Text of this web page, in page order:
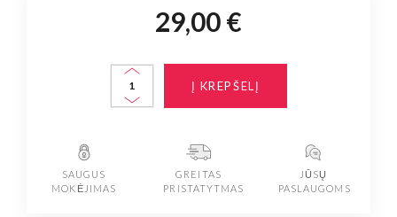
29,00 €
Į KREPŠELĮ
SAUGUS
MOKĖJIMAS
GREITAS
PRISTATYTMAS
JŪSŲ
PASLAUGOMS